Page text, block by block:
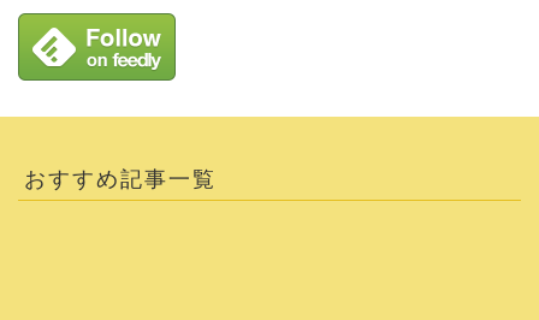
おすすめ記事一覧